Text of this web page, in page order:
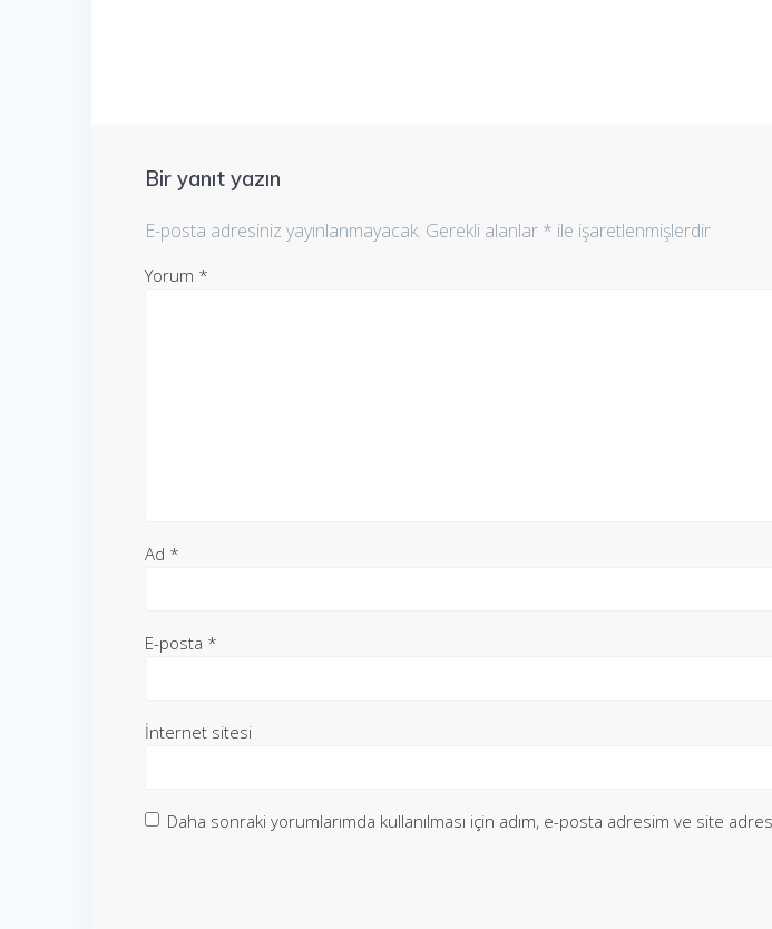
Bir yanıt yazın
E-posta adresiniz yayınlanmayacak. Gerekli alanlar * ile işaretlenmişlerdir
Yorum *
Ad *
E-posta *
İnternet sitesi
Daha sonraki yorumlarımda kullanılması için adım, e-posta adresim ve site